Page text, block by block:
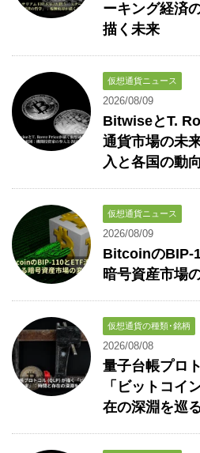
ーキング経済
描く未来
仮想通貨ニュース
2026/08/09
BitwiseとT.
通貨市場の未
入と各国の動向
仮想通貨ニュース
2026/08/09
BitcoinのBIP-
暗号資産市場
仮想通貨の種類･銘柄
2026/08/08
量子台帳プロ
「ビットコイ
在の深淵を巡